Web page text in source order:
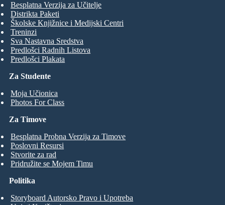
Za Studente
Moja Učionica
Photos For Class
Besplatna Verzija za Učitelje
Distrikta Paketi
Školske Knjižnice i Medijski Centri
Treninzi
Sva Nastavna Sredstva
Predlošci Radnih Listova
Predlošci Plakata
Za Timove
Besplatna Probna Verzija za Timove
Poslovni Resursi
Stvorite za rad
Pridružite se Mojem Timu
Politika
Storyboard Autorsko Pravo i Upotreba